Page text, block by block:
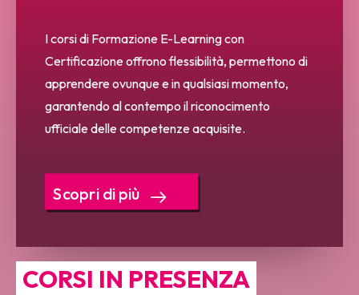
I corsi di Formazione E-Learning con
Certificazione offrono flessibilità, permettono di
apprendere ovunque e in qualsiasi momento,
garantendo al contempo il riconocimento
ufficiale delle competenze acquisite.
Scopri di più
CORSI IN PRESENZA